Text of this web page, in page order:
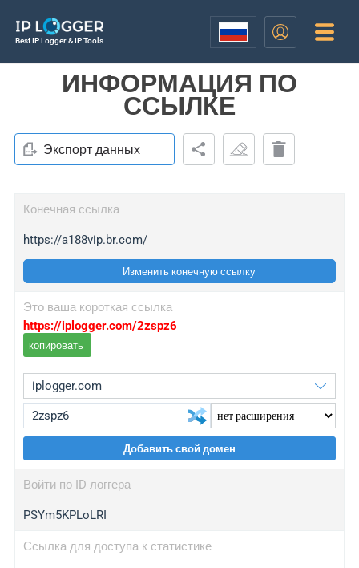
Best IP Logger & IP Tools
ИНФОРМАЦИЯ ПО
ССЫЛКЕ
Экспорт данных
Конечная ссылка
https://a188vip.br.com/
Изменить конечную ссылку
Это ваша короткая ссылка
https://iplogger.com/2zspz6
копировать
wl.gl
ed.tc
Добавить свой домен
Войти по ID логгера
PSYm5KPLoLRI
Ссылка для доступа к статистике